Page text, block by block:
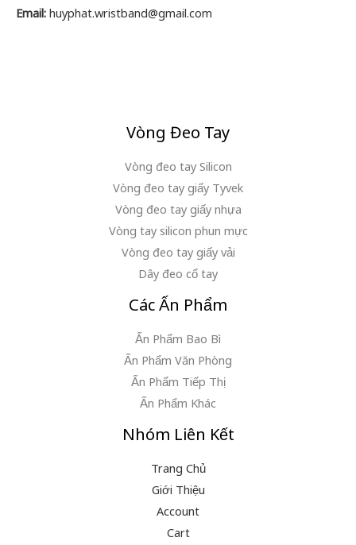
Email: huyphat.wristband@gmail.com
Vòng Đeo Tay
Vòng đeo tay Silicon
Vòng đeo tay giấy Tyvek
Vòng đeo tay giấy nhựa
Vòng tay silicon phun mực
Vòng đeo tay giấy vải
Dây đeo cổ tay
Các Ấn Phẩm
Ấn Phẩm Bao Bì
Ấn Phẩm Văn Phòng
Ấn Phẩm Tiếp Thị
Ấn Phẩm Khác
Nhóm Liên Kết
Trang Chủ
Giới Thiệu
Account
Cart